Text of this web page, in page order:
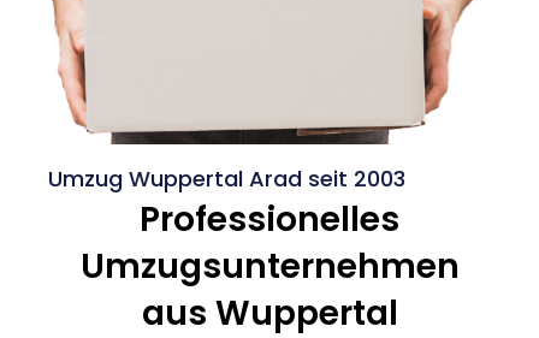
Umzug Wuppertal Arad seit 2003
Professionelles
Umzugsunternehmen
aus Wuppertal